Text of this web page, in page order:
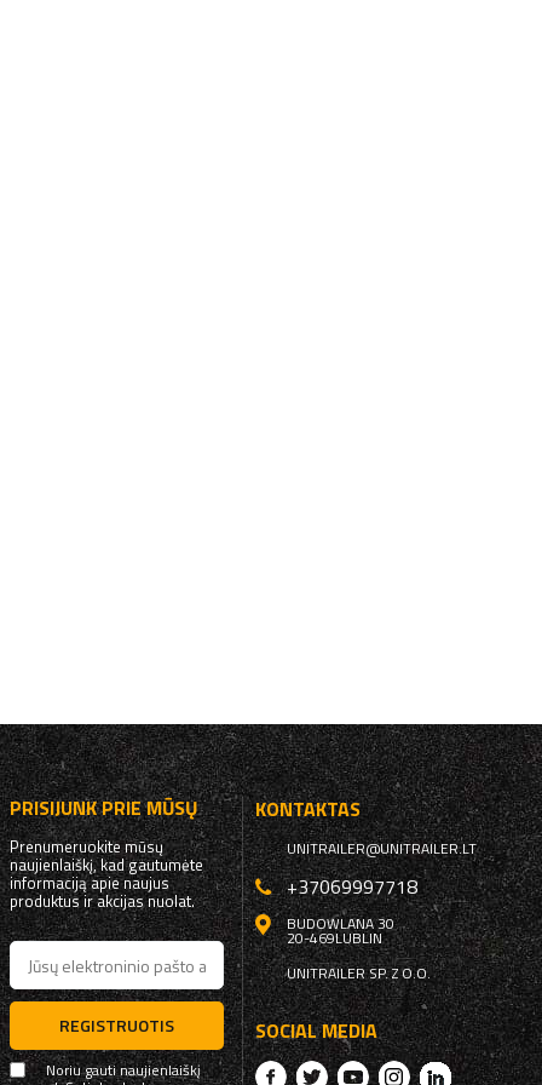
PRISIJUNK PRIE MŪSŲ
Prenumeruokite mūsų
naujienlaiškį, kad gautumėte
informaciją apie naujus
produktus ir akcijas nuolat.
REGISTRUOTIS
Noriu gauti naujienlaiškį
KONTAKTAS
UNITRAILER@UNITRAILER.LT
+37069997718
BUDOWLANA 30
20-469LUBLIN
UNITRAILER SP. Z O.O.
SOCIAL MEDIA